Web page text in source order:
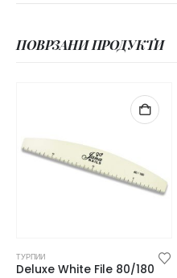
ПОВРЗАНИ ПРОДУКТИ
ТУРПИИ
Deluxe White File 80/180